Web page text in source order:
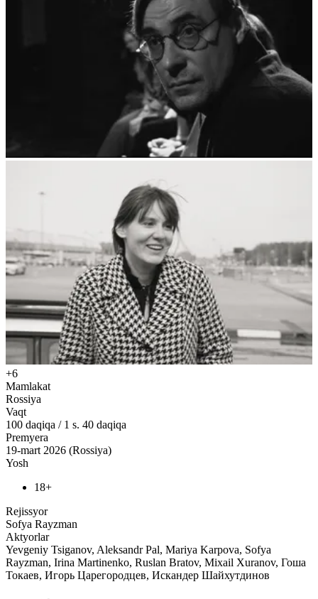
+6
Mamlakat
Rossiya
Vaqt
100 daqiqa / 1 s. 40 daqiqa
Premyera
19-mart 2026 (Rossiya)
Yosh
18+
Rejissyor
Sofya Rayzman
Aktyorlar
Yevgeniy Tsiganov, Aleksandr Pal, Mariya Karpova, Sofya
Rayzman, Irina Martinenko, Ruslan Bratov, Mixail Xuranov, Гоша
Токаев, Игорь Царегородцев, Искандер Шайхутдинов